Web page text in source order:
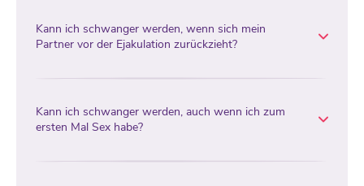
Kann ich schwanger werden, wenn sich mein
Partner vor der Ejakulation zurückzieht?
Kann ich schwanger werden, auch wenn ich zum
ersten Mal Sex habe?